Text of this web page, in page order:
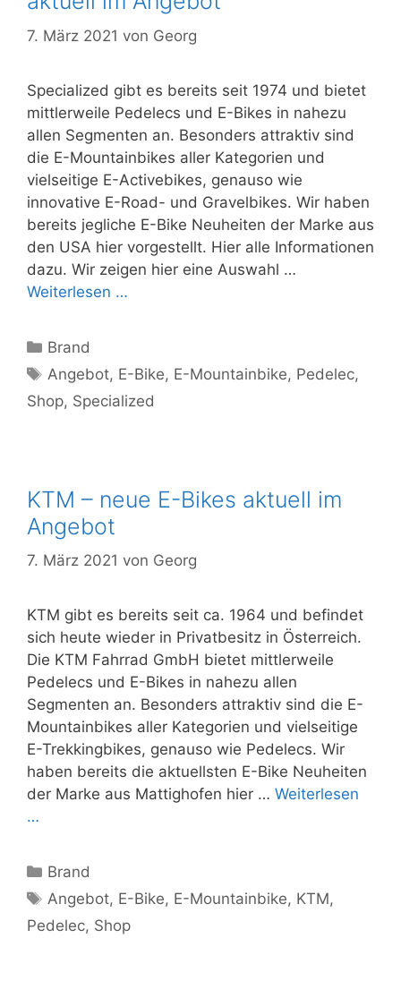
7. März 2021 von Georg
Specialized gibt es bereits seit 1974 und bietet
mittlerweile Pedelecs und E-Bikes in nahezu
allen Segmenten an. Besonders attraktiv sind
die E-Mountainbikes aller Kategorien und
vielseitige E-Activebikes, genauso wie
innovative E-Road- und Gravelbikes. Wir haben
bereits jegliche E-Bike Neuheiten der Marke aus
den USA hier vorgestellt. Hier alle Informationen
dazu. Wir zeigen hier eine Auswahl …
Weiterlesen …
Kategorien
Brand
Schlagwörter
Angebot, E-Bike, E-Mountainbike, Pedelec,
Shop, Specialized
KTM – neue E-Bikes aktuell im
Angebot
7. März 2021 von Georg
KTM gibt es bereits seit ca. 1964 und befindet
sich heute wieder in Privatbesitz in Österreich.
Die KTM Fahrrad GmbH bietet mittlerweile
Pedelecs und E-Bikes in nahezu allen
Segmenten an. Besonders attraktiv sind die E-
Mountainbikes aller Kategorien und vielseitige
E-Trekkingbikes, genauso wie Pedelecs. Wir
haben bereits die aktuellsten E-Bike Neuheiten
der Marke aus Mattighofen hier … Weiterlesen
…
Kategorien
Brand
Schlagwörter
Angebot, E-Bike, E-Mountainbike, KTM,
Pedelec, Shop